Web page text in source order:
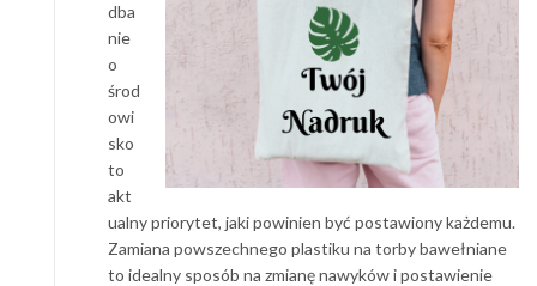
dba
nie
o
środ
owi
sko
to
akt
ualny priorytet, jaki powinien być postawiony każdemu.
Zamiana powszechnego plastiku na torby bawełniane
to idealny sposób na zmianę nawyków i postawienie